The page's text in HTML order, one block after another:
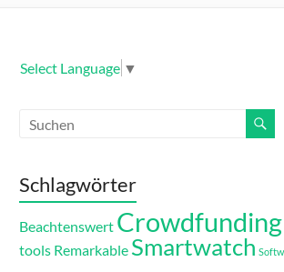
Select Language ▼
Schlagwörter
Beachtenswert Crowdfunding
tools Remarkable Smartwatch